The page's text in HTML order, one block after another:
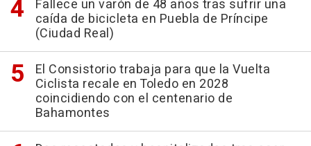
Fallece un varón de 48 años tras sufrir una
caída de bicicleta en Puebla de Príncipe
(Ciudad Real)
El Consistorio trabaja para que la Vuelta
Ciclista recale en Toledo en 2028
coincidiendo con el centenario de
Bahamontes